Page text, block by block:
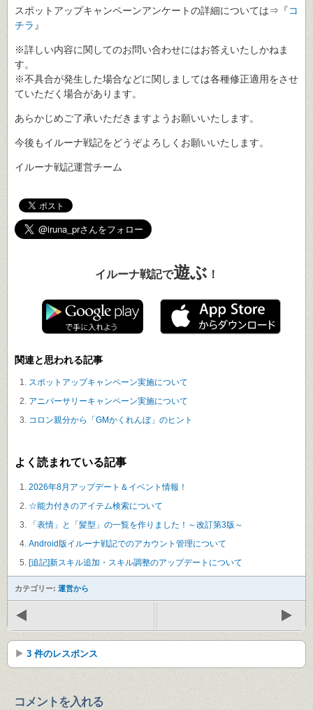
スポットアップキャンペーンアンケートの詳細については⇒『コ
チラ 』
※詳しい内容に関してのお問い合わせにはお答えいたしかねま
す。
※不具合が発生した場合などに関しましては各種修正適用をさせ
ていただく場合があります。
あらかじめご了承いただきますようお願いいたします。
今後もイルーナ戦記をどうぞよろしくお願いいたします。
イルーナ戦記運営チーム
イルーナ戦記で遊ぶ ！
関連と思われる記事
スポットアップキャンペーン実施について
アニバーサリーキャンペーン実施について
コロン親分から「GMかくれんぼ」のヒント
よく読まれている記事
2026年8月アップデート＆イベント情報！
☆能力付きのアイテム検索について
「表情」と「髪型」の一覧を作りました！～改訂第3版～
Android版イルーナ戦記でのアカウント管理について
[追記]新スキル追加・スキル調整のアップデートについて
カテゴリー: 運営から
3 件のレスポンス
コメントを入れる